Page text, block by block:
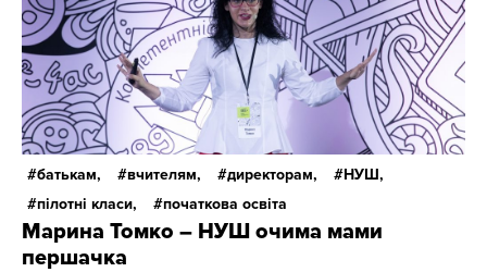
батькам, вчителям, директорам,
НУШ,
пілотні класи,
початкова освіта
Марина Томко – НУШ очима мами
першачка